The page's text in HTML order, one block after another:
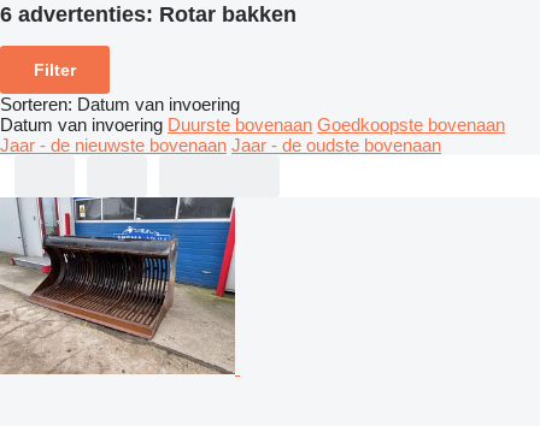
6 advertenties: Rotar bakken
Filter
Sorteren: Datum van invoering
Datum van invoering Duurste bovenaan Goedkoopste bovenaan
Jaar - de nieuwste bovenaan Jaar - de oudste bovenaan